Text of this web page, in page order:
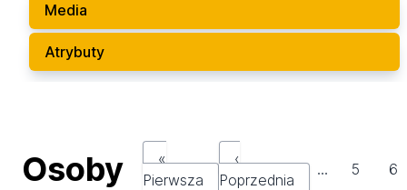
Media
Atrybuty
Osoby
«
Pierwsza
‹
Poprzednia
… 5 6